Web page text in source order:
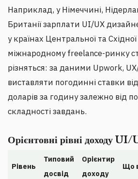
Наприклад, у Німеччині,
Британії зарплати UI/UX
у країнах Центральної та
міжнародному freelance-ринку
різняться: за даними Upwork,
виставляти погодинні ставки
доларів за годину залежно від
складності завдань.
Орієнтовні рівні доходу UI/
Рівень
Типовий
досвід
Орієнтир
доходу
Що